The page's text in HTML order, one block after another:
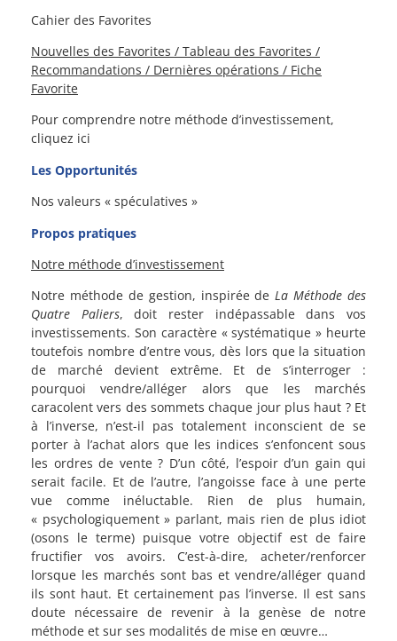
Cahier des Favorites
Nouvelles des Favorites / Tableau des Favorites /
Recommandations / Dernières opérations / Fiche
Favorite
Pour comprendre notre méthode d’investissement,
cliquez ici
Les Opportunités
Nos valeurs « spéculatives »
Propos pratiques
Notre méthode d’investissement
Notre méthode de gestion, inspirée de La Méthode des
Quatre Paliers, doit rester indépassable dans vos
investissements. Son caractère « systématique » heurte
toutefois nombre d’entre vous, dès lors que la situation
de marché devient extrême. Et de s’interroger :
pourquoi vendre/alléger alors que les marchés
caracolent vers des sommets chaque jour plus haut ? Et
à l’inverse, n’est-il pas totalement inconscient de se
porter à l’achat alors que les indices s’enfoncent sous
les ordres de vente ? D’un côté, l’espoir d’un gain qui
serait facile. Et de l’autre, l’angoisse face à une perte
vue comme inéluctable. Rien de plus humain,
« psychologiquement » parlant, mais rien de plus idiot
(osons le terme) puisque votre objectif est de faire
fructifier vos avoirs. C’est-à-dire, acheter/renforcer
lorsque les marchés sont bas et vendre/alléger quand
ils sont haut. Et certainement pas l’inverse. Il est sans
doute nécessaire de revenir à la genèse de notre
méthode et sur ses modalités de mise en œuvre…